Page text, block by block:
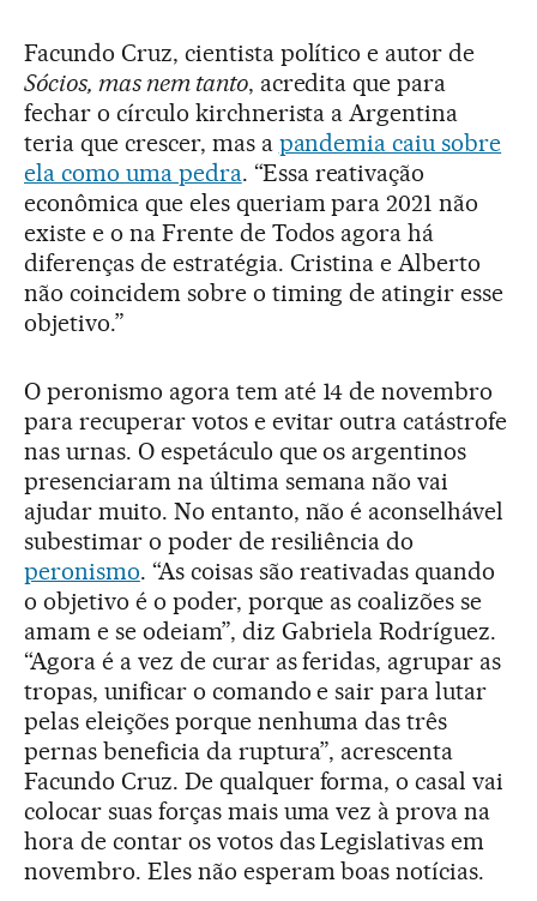
Facundo Cruz, cientista político e autor de
Sócios, mas nem tanto, acredita que para
fechar o círculo kirchnerista a Argentina
teria que crescer, mas a pandemia caiu sobre
ela como uma pedra. “Essa reativação
econômica que eles queriam para 2021 não
existe e o na Frente de Todos agora há
diferenças de estratégia. Cristina e Alberto
não coincidem sobre o timing de atingir esse
objetivo.”
O peronismo agora tem até 14 de novembro
para recuperar votos e evitar outra catástrofe
nas urnas. O espetáculo que os argentinos
presenciaram na última semana não vai
ajudar muito. No entanto, não é aconselhável
subestimar o poder de resiliência do
peronismo. “As coisas são reativadas quando
o objetivo é o poder, porque as coalizões se
amam e se odeiam”, diz Gabriela Rodríguez.
“Agora é a vez de curar as feridas, agrupar as
tropas, unificar o comando e sair para lutar
pelas eleições porque nenhuma das três
pernas beneficia da ruptura”, acrescenta
Facundo Cruz. De qualquer forma, o casal vai
colocar suas forças mais uma vez à prova na
hora de contar os votos das Legislativas em
novembro. Eles não esperam boas notícias.